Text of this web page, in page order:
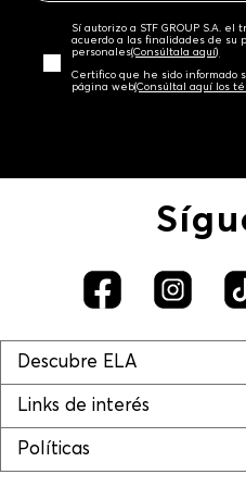
Sí autorizo a STF GROUP S.A.
acuerdo a las finalidades de su
personales‎(Consúltala aquí)
Certifico que he sido informado
página web‎(Consúltal aquí los
Descubre ELA
Links de interés
Políticas